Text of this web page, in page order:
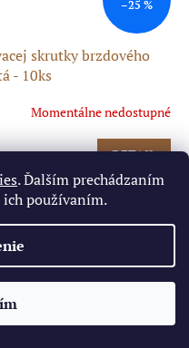
. Ďalším prechádzaním
používaním.
–25 %
skrutky brzdového
- 10ks
Momentálne nedostupné
DETAIL
Kód: